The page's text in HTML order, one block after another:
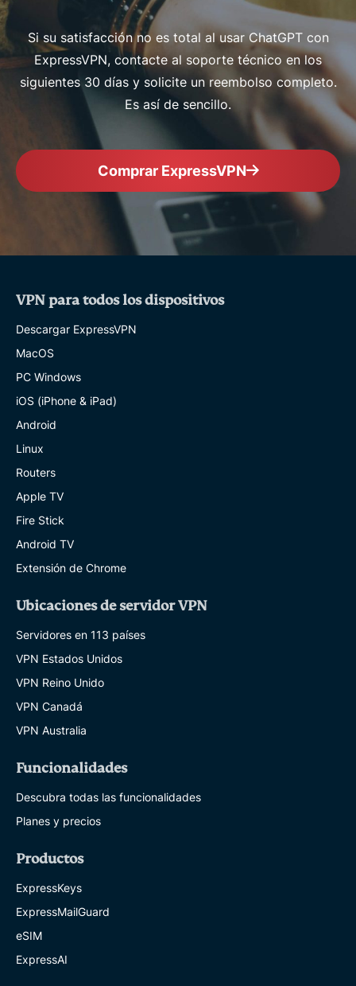
Si su satisfacción no es total al usar ChatGPT con
ExpressVPN, contacte al soporte técnico en los
siguientes 30 días y solicite un reembolso completo.
Es así de sencillo.
Comprar ExpressVPN
VPN para todos los dispositivos
Descargar ExpressVPN
MacOS
PC Windows
iOS (iPhone & iPad)
Android
Linux
Routers
Apple TV
Fire Stick
Android TV
Extensión de Chrome
Ubicaciones de servidor VPN
Servidores en 113 países
VPN Estados Unidos
VPN Reino Unido
VPN Canadá
VPN Australia
Funcionalidades
Descubra todas las funcionalidades
Planes y precios
Productos
ExpressKeys
ExpressMailGuard
eSIM
ExpressAI